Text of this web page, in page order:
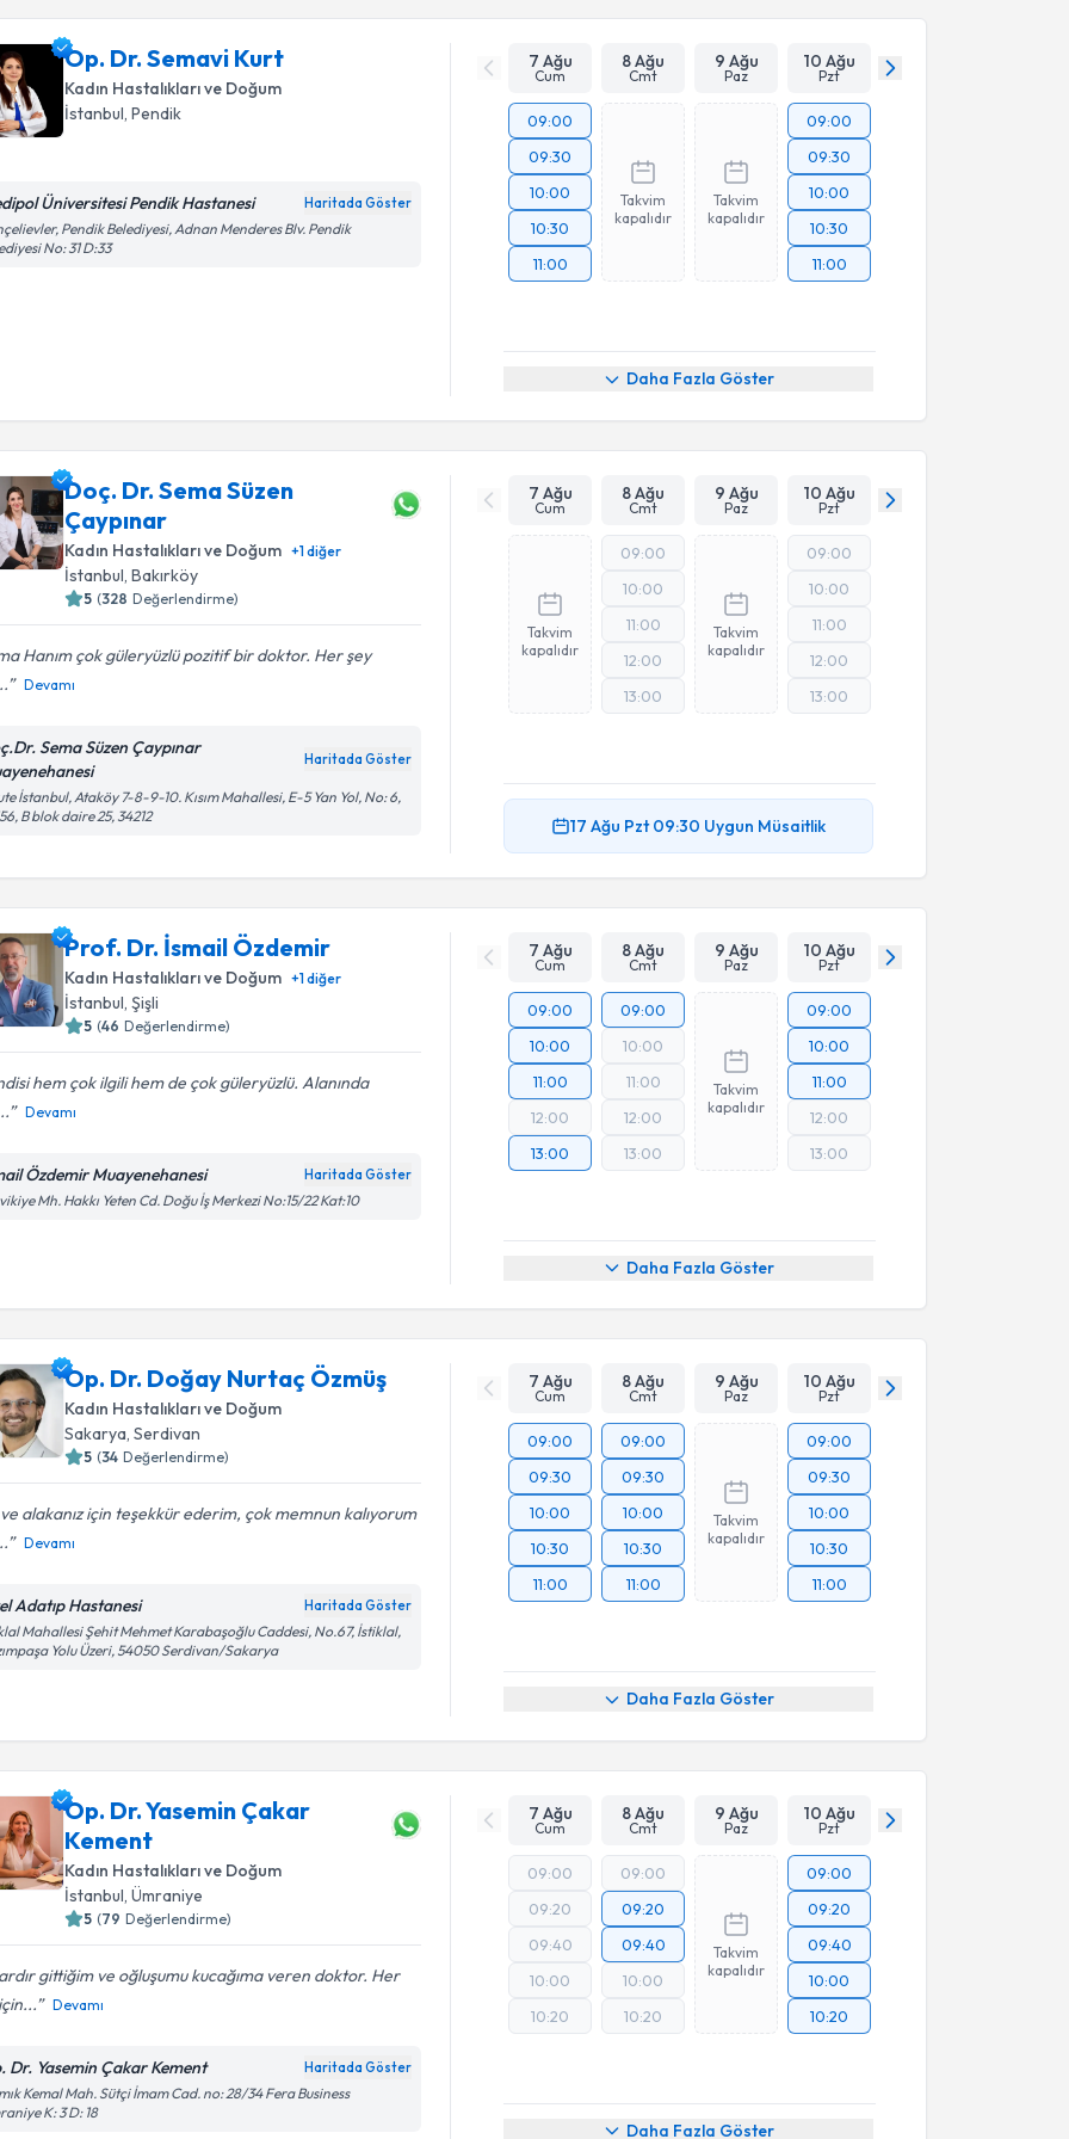
Op. Dr. Semavi Kurt
Kadın Hastalıkları ve Doğum
İstanbul, Pendik
Üniversitesi Pendik Hastanesi Haritada Göster
Pendik Belediyesi, Adnan Menderes Blv. Pendik
No: 31 D:33
7 Ağu
Cum
8 Ağu
Cmt
9 Ağu
Paz
10 Ağu
Pzt
09:00
09:30
10:00
10:30
11:00
Takvim
kapalıdır
Takvim
kapalıdır
09:00
09:30
10:00
10:30
11:00
Daha Fazla Göster
Doç. Dr. Sema Süzen
Çaypınar
Kadın Hastalıkları ve Doğum +1diğer
İstanbul , Bakırköy
5 (328 Değerlendirme)
Hanım çok güleryüzlü pozitif bir doktor. Her şey
Devamı
Sema Süzen Çaypınar
Haritada Göster
İstanbul, Ataköy 7-8-9-10. Kısım Mahallesi, E-5 Yan Yol, No: 6,
B blok daire 25, 34212
7 Ağu
Cum
8 Ağu
Cmt
9 Ağu
Paz
10 Ağu
Pzt
Takvim
kapalıdır
09:00
10:00
11:00
12:00
13:00
Takvim
kapalıdır
09:00
10:00
11:00
12:00
13:00
17 Ağu Pzt 09:30 Uygun Müsaitlik
Prof. Dr. İsmail Özdemir
Kadın Hastalıkları ve Doğum +1diğer
İstanbul , Şişli
5 (46 Değerlendirme)
hem çok ilgili hem de çok güleryüzlü. Alanında
Devamı
Özdemir Muayenehanesi Haritada Göster
Mh. Hakkı Yeten Cd. Doğu İş Merkezi No:15/22 Kat:10
7 Ağu
Cum
8 Ağu
Cmt
9 Ağu
Paz
10 Ağu
Pzt
09:00
10:00
11:00
12:00
13:00
09:00
10:00
11:00
12:00
13:00
Takvim
kapalıdır
09:00
10:00
11:00
12:00
13:00
Daha Fazla Göster
Op. Dr. Doğay Nurtaç Özmüş
Kadın Hastalıkları ve Doğum
Sakarya, Serdivan
5 (34 Değerlendirme)
alakanız için teşekkür ederim, çok memnun kalıyorum
Devamı
Adatıp Hastanesi Haritada Göster
Mahallesi Şehit Mehmet Karabaşoğlu Caddesi, No.67, İstiklal,
Yolu Üzeri, 54050 Serdivan/Sakarya
7 Ağu
Cum
8 Ağu
Cmt
9 Ağu
Paz
10 Ağu
Pzt
09:00
09:30
10:00
10:30
11:00
09:00
09:30
10:00
10:30
11:00
Takvim
kapalıdır
09:00
09:30
10:00
10:30
11:00
Daha Fazla Göster
Op. Dr. Yasemin Çakar
Kement
Kadın Hastalıkları ve Doğum
İstanbul , Ümraniye
5 (79 Değerlendirme)
gittiğim ve oğluşumu kucağıma veren doktor. Her
Devamı
Dr. Yasemin Çakar Kement Haritada Göster
Kemal Mah. Sütçi İmam Cad. no: 28/34 Fera Business
K: 3 D: 18
7 Ağu
Cum
8 Ağu
Cmt
9 Ağu
Paz
10 Ağu
Pzt
09:00
09:20
09:40
10:00
10:20
09:00
09:20
09:40
10:00
10:20
Takvim
kapalıdır
09:00
09:20
09:40
10:00
10:20
Daha Fazla Göster